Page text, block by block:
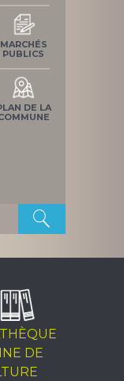
MARCHÉS
PUBLICS
DE LA
DE